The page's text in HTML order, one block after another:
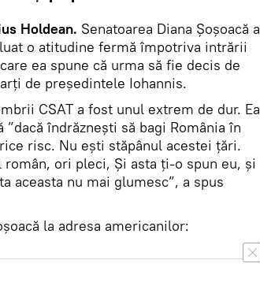
Holdean. Senatoarea Diana Șoșoacă a
o atitudine fermă împotriva intrării
ea spune că urma să fie decis de
de președintele Iohannis.
CSAT a fost unul extrem de dur. Ea
îndrăznești să bagi România în
risc. Nu ești stăpânul acestei țări.
ori pleci, Și asta ți-o spun eu, și
aceasta nu mai glumesc”, a spus
la adresa americanilor: